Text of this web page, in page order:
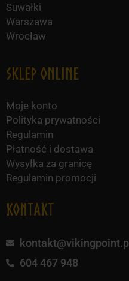
Suwałki
Warszawa
Wrocław
Sklep online
Moje konto
Polityka prywatności
Regulamin
Płatność i dostawa
Wysyłka za granicę
Regulamin promocji
KONTAKT
kontakt@vikingpoint.pl
604 467 948